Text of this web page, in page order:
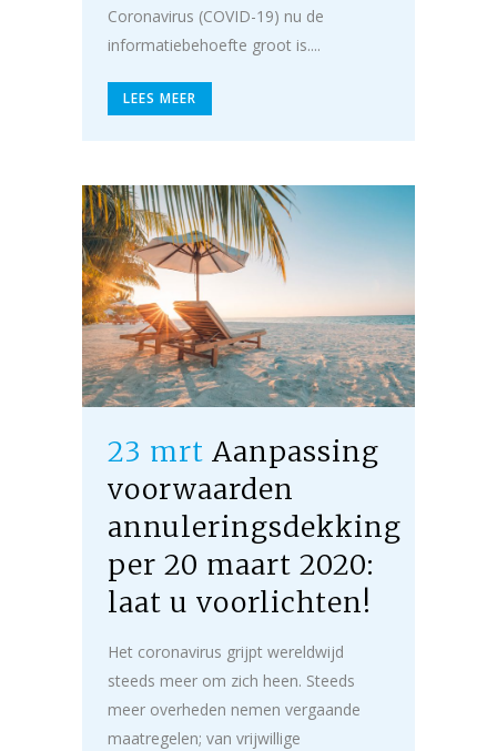
Coronavirus (COVID-19) nu de
informatiebehoefte groot is....
LEES MEER
23 mrt Aanpassing
voorwaarden
annuleringsdekking
per 20 maart 2020:
laat u voorlichten!
Het coronavirus grijpt wereldwijd
steeds meer om zich heen. Steeds
meer overheden nemen vergaande
maatregelen; van vrijwillige